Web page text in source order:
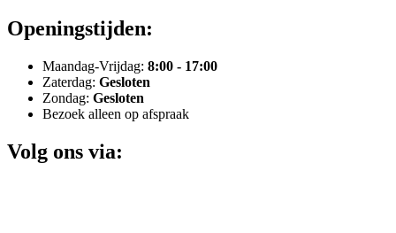
Openingstijden:
Maandag-Vrijdag: 8:00 - 17:00
Zaterdag: Gesloten
Zondag: Gesloten
Bezoek alleen op afspraak
Volg ons via: